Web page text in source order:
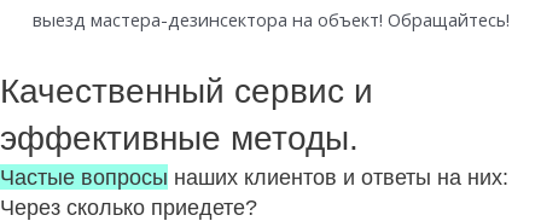
выезд мастера-дезинсектора на объект! Обращайтесь!
Качественный сервис и
эффективные методы.
Частые вопросы наших клиентов и ответы на них:
Через сколько приедете?